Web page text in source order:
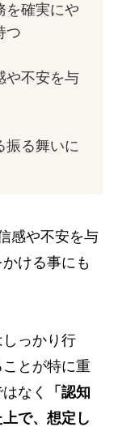
を確実にや
つ
や不安を与
振る舞いに
感や不安を与
ける事にも
っかり行
とが特に重
なく
「認知
で、想定し